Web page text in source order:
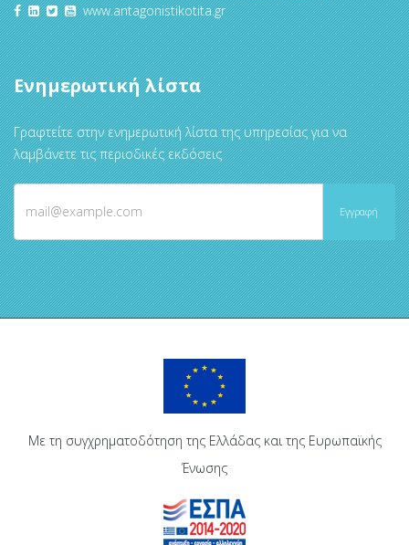
www.antagonistikotita.gr
Ενημερωτική λίστα
Γραφτείτε στην ενημερωτική λίστα της υπηρεσίας για να
λαμβάνετε τις περιοδικές εκδόσεις
Με τη συγχρηματοδότηση της Ελλάδας και της Ευρωπαϊκής
Ένωσης